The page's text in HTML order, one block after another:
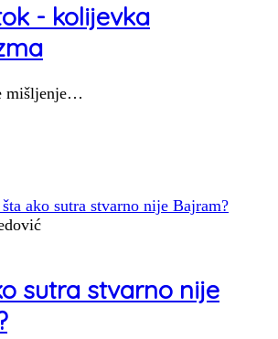
- kolijevka
mišljenje…
sutra stvarno nije